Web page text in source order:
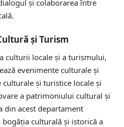
și colaborarea între
și Turism
culturii locale și a turismului,
evenimente culturale și
și turistice locale și
a patrimoniului cultural și
din acest departament
culturală și istorică a